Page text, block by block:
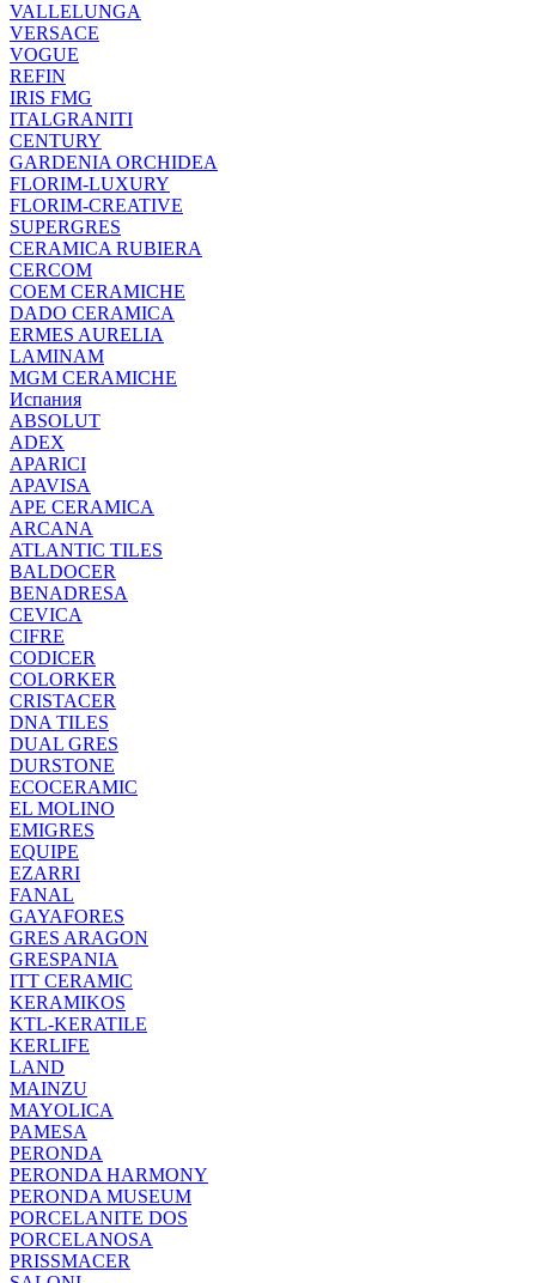
VALLELUNGA
VERSACE
VOGUE
REFIN
IRIS FMG
ITALGRANITI
CENTURY
GARDENIA ORCHIDEA
FLORIM-LUXURY
FLORIM-CREATIVE
SUPERGRES
CERAMICA RUBIERA
CERCOM
COEM CERAMICHE
DADO CERAMICA
ERMES AURELIA
LAMINAM
MGM CERAMICHE
Испания
ABSOLUT
ADEX
APARICI
APAVISA
APE CERAMICA
ARCANA
ATLANTIC TILES
BALDOCER
BENADRESA
CEVICA
CIFRE
CODICER
COLORKER
CRISTACER
DNA TILES
DUAL GRES
DURSTONE
ECOCERAMIC
EL MOLINO
EMIGRES
EQUIPE
EZARRI
FANAL
GAYAFORES
GRES ARAGON
GRESPANIA
ITT CERAMIC
KERAMIKOS
KTL-KERATILE
KERLIFE
LAND
MAINZU
MAYOLICA
PAMESA
PERONDA
PERONDA HARMONY
PERONDA MUSEUM
PORCELANITE DOS
PORCELANOSA
PRISSMACER